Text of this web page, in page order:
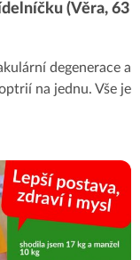
(Věra, 63
degenerace a
na jednu. Vše je